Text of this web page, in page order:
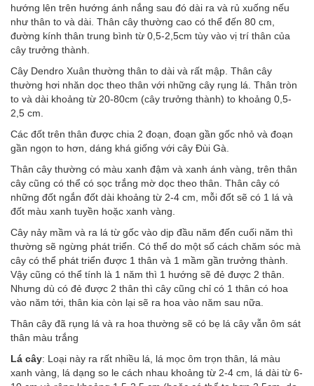
hướng lên trên hướng ánh nắng sau đó dài ra và rủ xuống nếu
như thân to và dài. Thân cây thường cao có thể đến 80 cm,
đường kính thân trung bình từ 0,5-2,5cm tùy vào vị trí thân của
cây trưởng thành.
Cây Dendro Xuân thường thân to dài và rất mập. Thân cây
thường hơi nhăn dọc theo thân với những cây rụng lá. Thân tròn
to và dài khoảng từ 20-80cm (cây trưởng thành) to khoảng 0,5-
2,5 cm.
Các đốt trên thân được chia 2 đoạn, đoạn gần gốc nhỏ và đoạn
gần ngọn to hơn, dáng khá giống với cây Đùi Gà.
Thân cây thường có màu xanh đậm và xanh ánh vàng, trên thân
cây cũng có thể có sọc trắng mờ dọc theo thân. Thân cây có
những đốt ngắn đốt dài khoảng từ 2-4 cm, mỗi đốt sẽ có 1 lá và
đốt màu xanh tuyền hoặc xanh vàng.
Cây nảy mầm và ra lá từ gốc vào dịp đầu năm đến cuối năm thì
thường sẽ ngừng phát triển. Có thể do một số cách chăm sóc mà
cây có thể phát triển được 1 thân và 1 mầm gần trưởng thành.
Vậy cũng có thể tính là 1 năm thì 1 hướng sẽ đẻ được 2 thân.
Nhưng dù có đẻ được 2 thân thì cây cũng chỉ có 1 thân có hoa
vào năm tới, thân kia còn lại sẽ ra hoa vào năm sau nữa.
Thân cây đã rụng lá và ra hoa thường sẽ có bẹ lá cây vẫn ôm sát
thân màu trắng
Lá cây: Loại này ra rất nhiều lá, lá mọc ôm trọn thân, lá màu
xanh vàng, lá dạng so le cách nhau khoảng từ 2-4 cm, lá dài từ 6-